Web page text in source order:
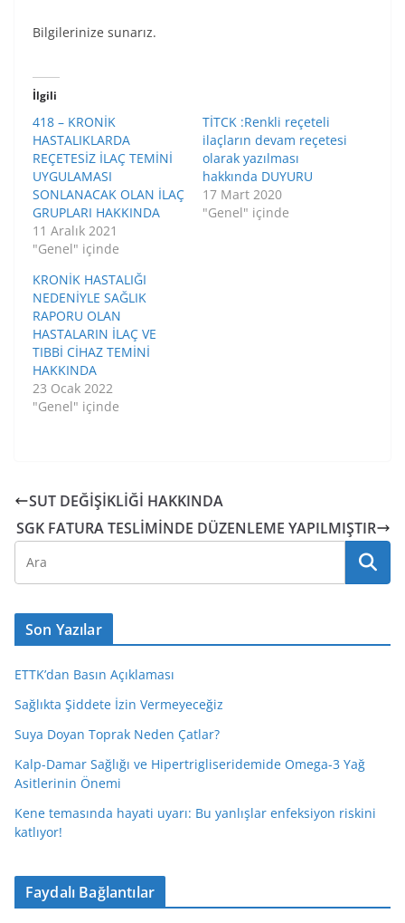
Bilgilerinize sunarız.
İlgili
418 – KRONİK
HASTALIKLARDA
REÇETESİZ İLAÇ TEMİNİ
UYGULAMASI
SONLANACAK OLAN İLAÇ
GRUPLARI HAKKINDA
11 Aralık 2021
"Genel" içinde
TİTCK :Renkli reçeteli
ilaçların devam reçetesi
olarak yazılması
hakkında DUYURU
17 Mart 2020
"Genel" içinde
KRONİK HASTALIĞI
NEDENİYLE SAĞLIK
RAPORU OLAN
HASTALARIN İLAÇ VE
TIBBİ CİHAZ TEMİNİ
HAKKINDA
23 Ocak 2022
"Genel" içinde
SUT DEĞİŞİKLİĞİ HAKKINDA
SGK FATURA TESLİMİNDE DÜZENLEME YAPILMIŞTIR
Son Yazılar
ETTK’dan Basın Açıklaması
Sağlıkta Şiddete İzin Vermeyeceğiz
Suya Doyan Toprak Neden Çatlar?
Kalp-Damar Sağlığı ve Hipertrigliseridemide Omega-3 Yağ
Asitlerinin Önemi
Kene temasında hayati uyarı: Bu yanlışlar enfeksiyon riskini
katlıyor!
Faydalı Bağlantılar